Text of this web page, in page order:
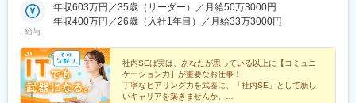
OK（エリア・プロジェクトによって変動）※地域/住宅手当、単身
赴任手当などサポートも万全です※最終的な就業先は、希望・スキ
例】◎自動車・自動車部品トヨタ自動車／日産自動車／本田技研
工業／デンソー／アイシン◎情報端末・家電日立製作所／東芝／
三菱電機／パナソニック／富士通◎航空・宇宙IHI／三菱重工業／
川崎重工業
駅、沼津駅、浜松駅、豊田市駅、近鉄名古屋駅、東岡崎駅、あす
なろう四日市駅、岐阜駅、富山駅、北鉄金沢駅、草津駅(滋賀県)、
前駅、紙屋町西駅、新山口駅、薬院駅、平和通駅、めがね橋駅、
水道町駅、郡山駅(福島県)、甲府駅、盛岡駅、大街道駅、新潟駅、
天文館通駅、東京駅、神田駅(東京都)、三鷹駅、赤坂駅(東京都)、
東池袋駅、茅場町駅、六本木駅、東新宿駅、池袋駅、日本橋駅(東
給与
年収603万円／35歳（リーダー）／月給50万3000円
年収400万円／26歳（入社1年目）／月給33万3000円
社内SEは実は、あなたが思っている以上に【コミュニ
ケーション力】が重要なお仕事！
丁寧なヒアリング力を武器に、「社内SE」として新し
いキャリアを築きませんか。